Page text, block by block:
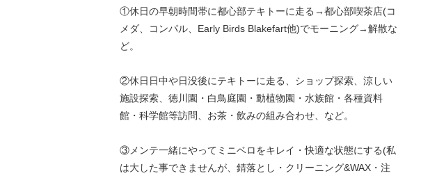
①休日の早朝時間帯に都心部テキトーに走る→都心部喫茶店(コ
メダ、コンパル、Early Birds Blakefart他)でモーニング→解散な
ど。
②休日日中や日没後にテキトーに走る、ショップ探索、涼しい
施設探索、徳川園・白鳥庭園・動植物園・水族館・各種資料
館・科学館等訪問、お茶・飲みの組み合わせ、など。
③メンテ一緒にやってミニベロをキレイ・快適な状態にする(私
は大した事できませんが、錆落とし・クリーニング&WAX・注